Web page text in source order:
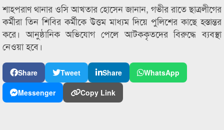
শাহপরাণ থানার ওসি আখতার হোসেন জানান, গভীর রাতে ছাত্রলীগের
কর্মীরা তিন শিবির কর্মীকে উত্তম মাধ্যম দিয়ে পুলিশের কাছে হস্তান্তর
করে। আনুষ্ঠানিক অভিযোগ পেলে আটককৃতদের বিরুদ্ধে ব্যবস্থা
নেওয়া হবে।
Share Tweet Share
WhatsApp
Messenger
Copy Link